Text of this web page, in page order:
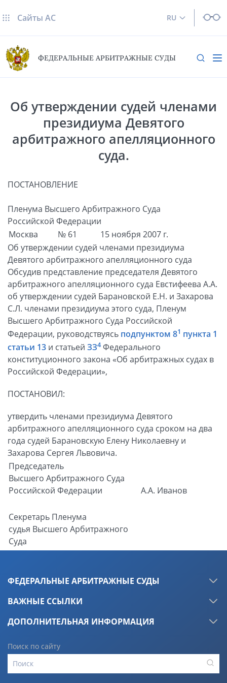
RU
Сайты AC
ФЕДЕРАЛЬНЫЕ АРБИТРАЖНЫЕ СУДЫ
Об утверждении судей членами
президиума Девятого
арбитражного апелляционного
суда.
ПОСТАНОВЛЕНИЕ
Пленума Высшего Арбитражного Суда
Российской Федерации
Москва
№ 61
15 ноября 2007 г.
Об утверждении судей членами президиума
Девятого арбитражного апелляционного суда
Обсудив представление председателя Девятого
арбитражного апелляционного суда Евстифеева А.А.
об утверждении судей Барановской Е.Н. и Захарова
С.Л. членами президиума этого суда, Пленум
Высшего Арбитражного Суда Российской
Федерации, руководствуясь подпунктом 81 пункта 1
статьи 13 и статьей ЗЗ4Федерального
конституционного закона «Об арбитражных судах в
Российской Федерации»,
ПОСТАНОВИЛ:
утвердить членами президиума Девятого
арбитражного апелляционного суда сроком на два
года судей Барановскую Елену Николаевну и
Захарова Сергея Львовича.
Председатель
Высшего Арбитражного Суда
Российской Федерации
А.А. Иванов
Секретарь Пленума
судья Высшего Арбитражного
Суда
Российской Федерации
А.С. Козлова
ФЕДЕРАЛЬНЫЕ АРБИТРАЖНЫЕ СУДЫ
ВАЖНЫЕ ССЫЛКИ
ДОПОЛНИТЕЛЬНАЯ ИНФОРМАЦИЯ
Поиск по сайту